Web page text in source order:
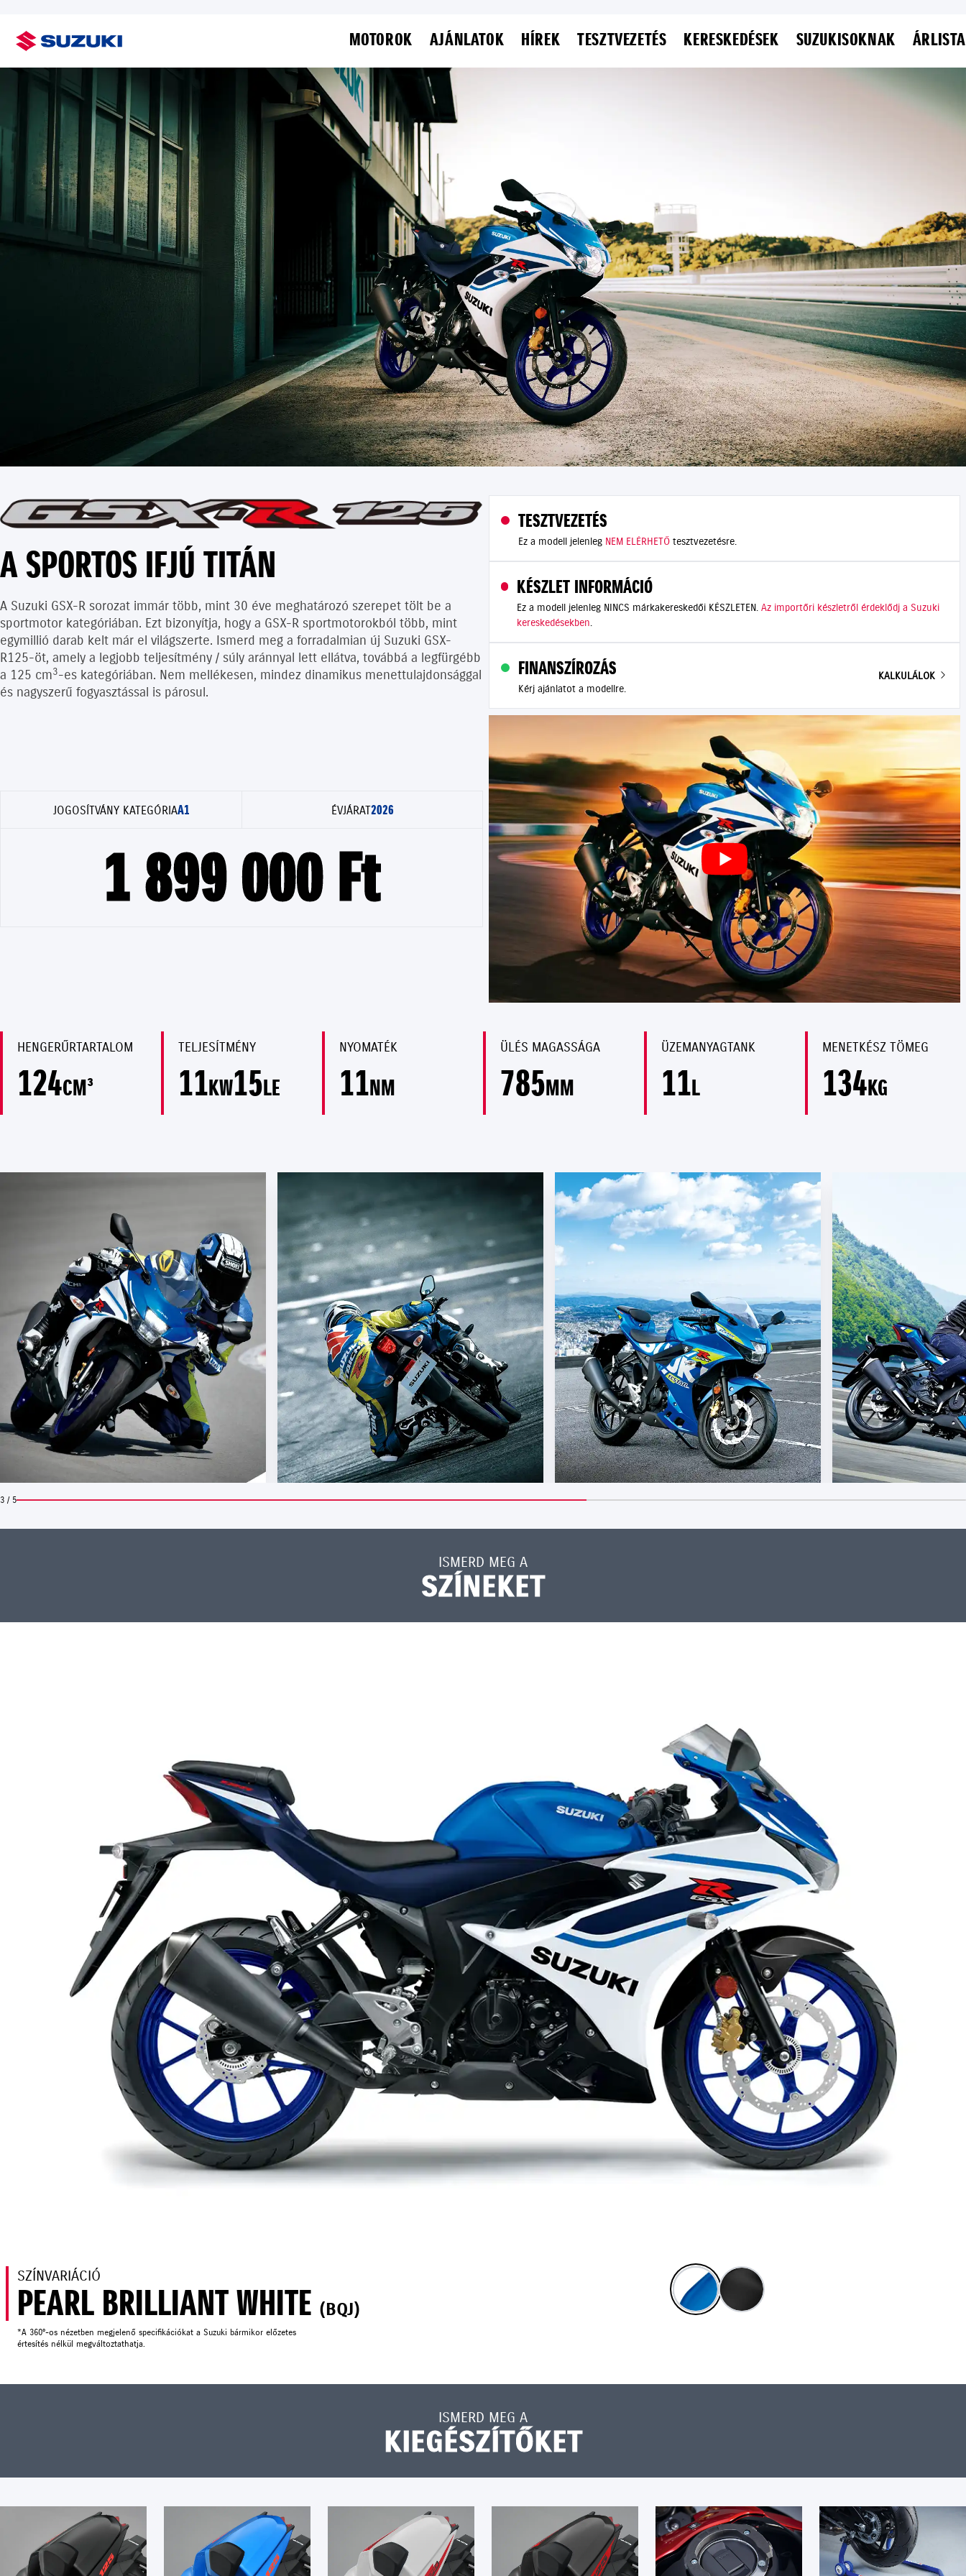
MOTOROK AJÁNLATOK HÍREK TESZTVEZETÉS KERESKEDÉSEK SUZUKISOKNAK ÁRLISTA
A SPORTOS IFJÚ TITÁN
A Suzuki GSX-R sorozat immár több, mint 30 éve meghatározó szerepet tölt be a
sportmotor kategóriában. Ezt bizonyítja, hogy a GSX-R sportmotorokból több, mint
egymillió darab kelt már el világszerte. Ismerd meg a forradalmian új Suzuki GSX-
R125-öt, amely a legjobb teljesítmény / súly aránnyal lett ellátva, továbbá a legfürgébb
a 125 cm3-es kategóriában. Nem mellékesen, mindez dinamikus menettulajdonsággal
és nagyszerű fogyasztással is párosul.
TESZTVEZETÉS
Ez a modell jelenleg NEM ELÉRHETŐ tesztvezetésre.
KÉSZLET INFORMÁCIÓ
Ez a modell jelenleg NINCS márkakereskedői KÉSZLETEN.Az importőri készletről érdeklődj a Suzuki
kereskedésekben.
FINANSZÍROZÁS
Kérj ajánlatot a modellre.
KALKULÁLOK
JOGOSÍTVÁNY KATEGÓRIAA1 ÉVJÁRAT2026
1 899 000 Ft
HENGERŰRTARTALOM
124CM³
TELJESÍTMÉNY
11KW15LE
NYOMATÉK
11NM
ÜLÉS MAGASSÁGA
785MM
ÜZEMANYAGTANK
11L
MENETKÉSZ TÖMEG
134KG
3 / 5
ISMERD MEG A
SZÍNEKET
SZÍNVARIÁCIÓ
PEARL BRILLIANT WHITE (BQJ)
*A 360°-os nézetben megjelenő specifikációkat a Suzuki bármikor előzetes
értesítés nélkül megváltoztathatja.
ISMERD MEG A
KIEGÉSZÍTŐKET